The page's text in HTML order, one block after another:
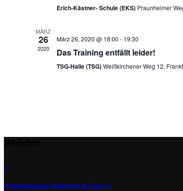
Erich-Kästner- Schule (EKS) Praunheimer
MÄRZ
26
2020
März 26, 2020 @ 18:00 - 19:30
Das Training entfällt leider!
TSG-Halle (TSG)Weißkirchener Weg 12,
✨️ Internationales Judoturnier in Venray ✨️